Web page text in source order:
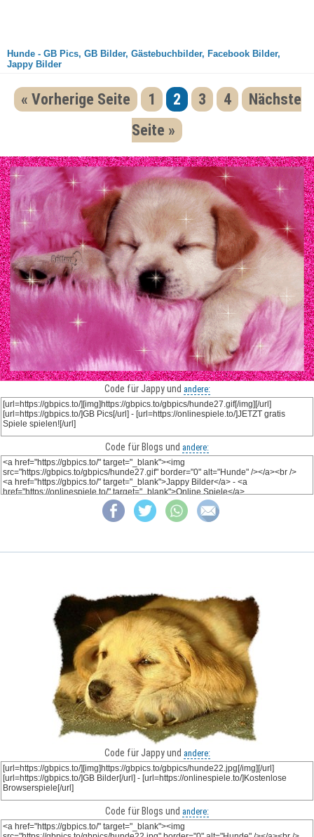
Hunde - GB Pics, GB Bilder, Gästebuchbilder, Facebook Bilder,
Jappy Bilder
« Vorherige Seite 1 2 3 4
Nächste
Seite »
Code für Jappy und andere:
Code für Blogs und andere:
Code für Jappy und andere:
Code für Blogs und andere: